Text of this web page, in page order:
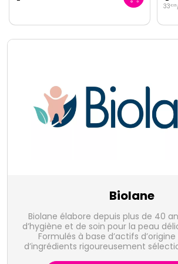
Biolane
Biolane élabore depuis plus de 40
d’hygiène et de soin pour la peau
Formulés à base d’actifs
d’ingrédients rigoureusement